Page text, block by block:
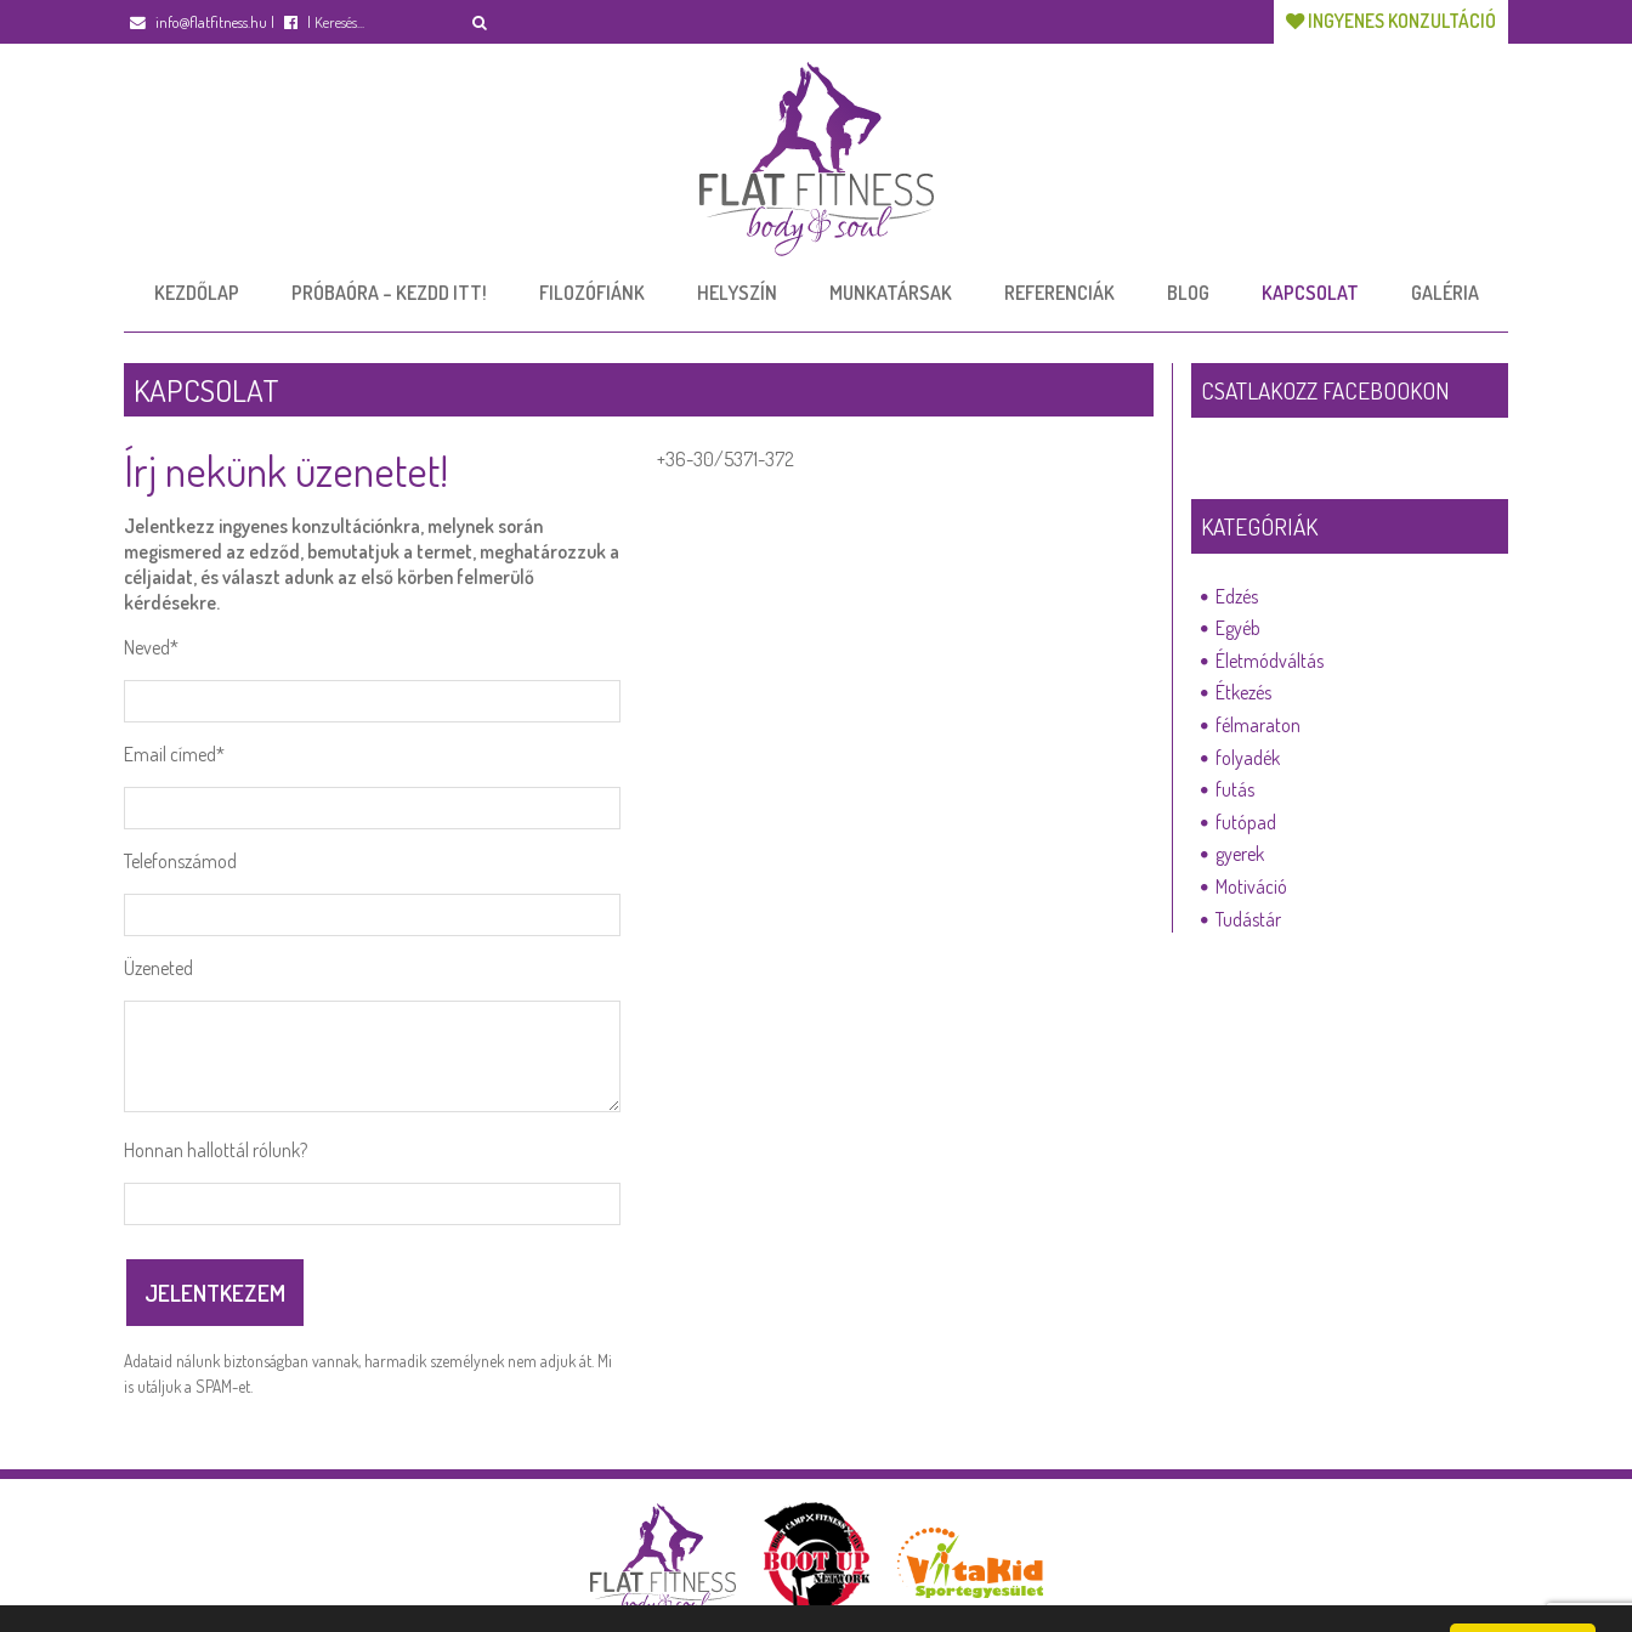
info@flatfitness.hu | | INGYENES KONZULTÁCIÓ
KEZDŐLAP PRÓBAÓRA – KEZDD ITT! FILOZÓFIÁNK HELYSZÍN MUNKATÁRSAK REFERENCIÁK BLOG KAPCSOLAT GALÉRIA
KAPCSOLAT
Írj nekünk üzenetet!
Jelentkezz ingyenes konzultációnkra, melynek során
megismered az edződ, bemutatjuk a termet, meghatározzuk a
céljaidat, és választ adunk az első körben felmerülő
kérdésekre.
Neved*
Email címed*
Telefonszámod
Üzeneted
Honnan hallottál rólunk?
Adataid nálunk biztonságban vannak, harmadik személynek nem adjuk át. Mi
is utáljuk a SPAM-et.
+36-30/5371-372
CSATLAKOZZ FACEBOOKON
KATEGÓRIÁK
Edzés
Egyéb
Életmódváltás
Étkezés
félmaraton
folyadék
futás
futópad
gyerek
Motiváció
Tudástár